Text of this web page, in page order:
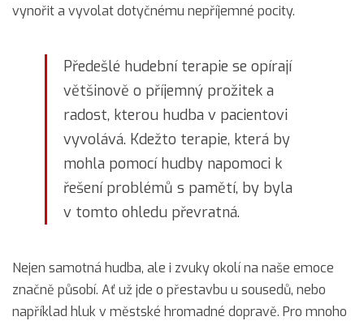
vynořit a vyvolat dotyčnému nepříjemné pocity.
Předešlé hudební terapie se opírají
většinově o příjemný prožitek a
radost, kterou hudba v pacientovi
vyvolává. Kdežto terapie, která by
mohla pomocí hudby napomoci k
řešení problémů s pamětí, by byla
v tomto ohledu převratná.
Nejen samotná hudba, ale i zvuky okolí na naše emoce
značně působí. Ať už jde o přestavbu u sousedů, nebo
například hluk v městské hromadné dopravě. Pro mnoho